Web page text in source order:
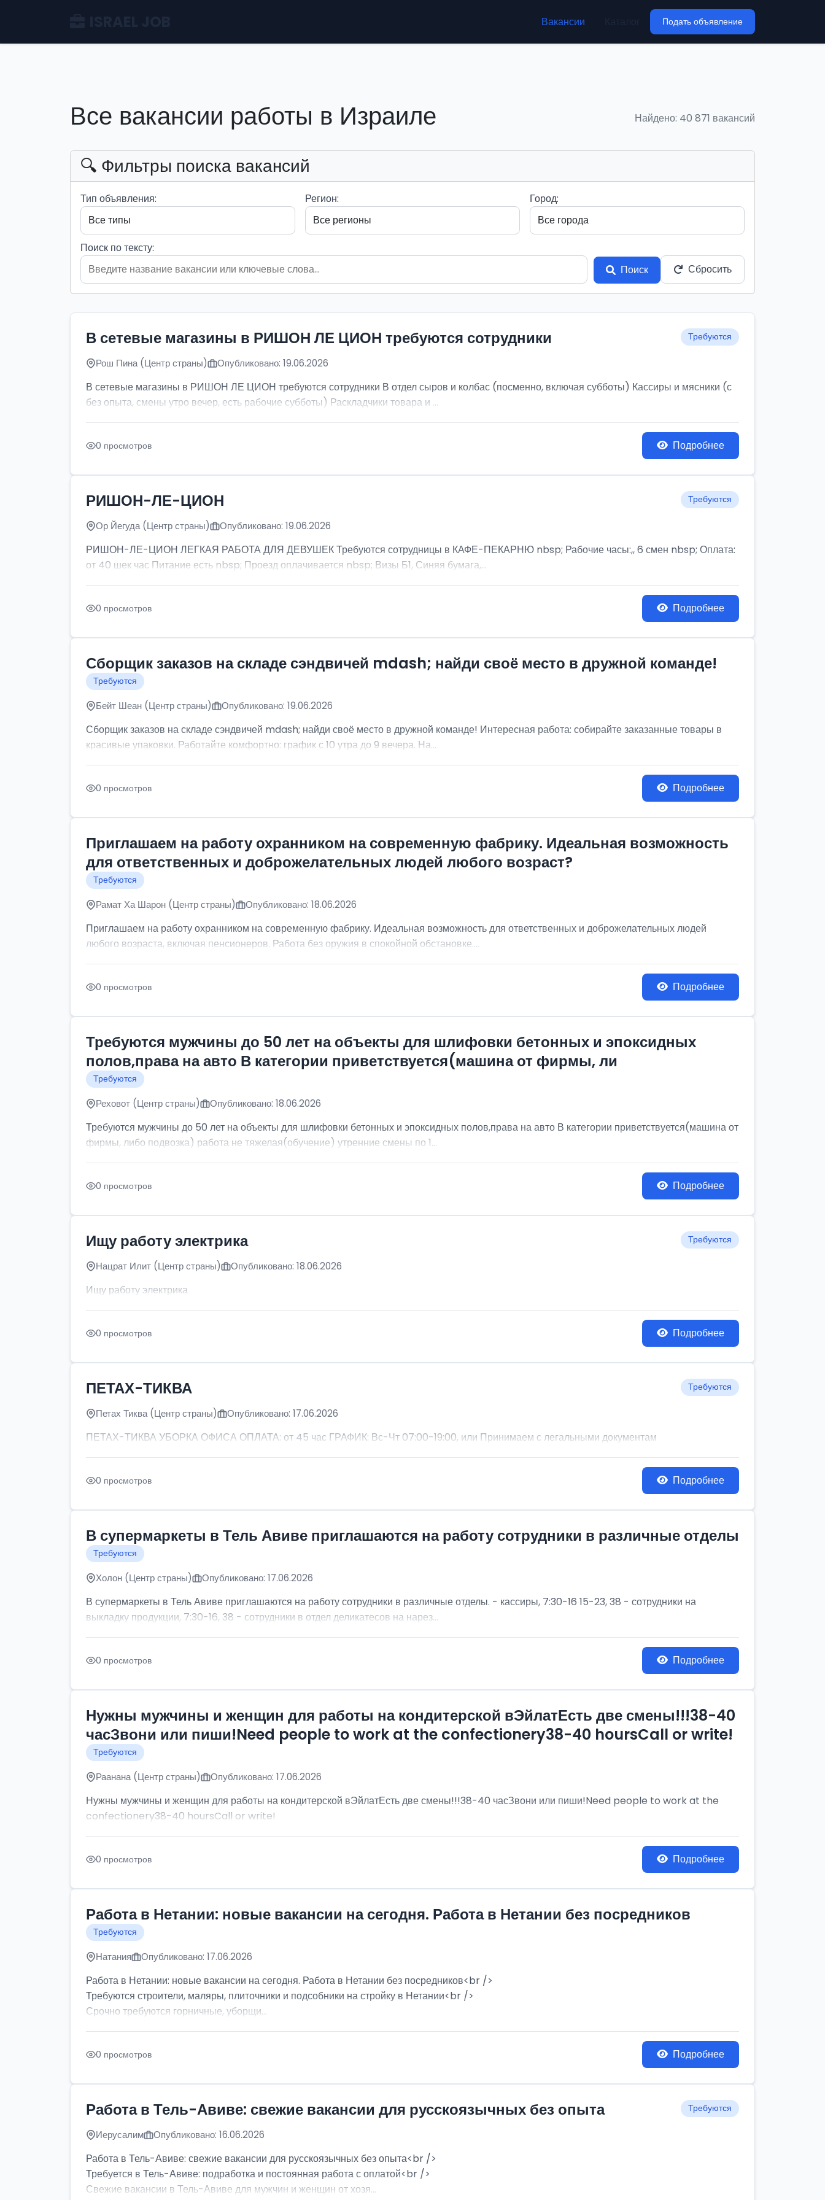
Вакансии Подать объявление
Все вакансии работы в Израиле Найдено: 40 871 вакансий
🔍 Фильтры поиска вакансий
Тип объявления: Регион: Город:
Поиск по тексту:
Поиск
Сбросить
В сетевые магазины в РИШОН ЛЕ ЦИОН требуются сотрудники Требуются
Рош Пина (Центр страны) Опубликовано: 19.06.2026
В сетевые магазины в РИШОН ЛЕ ЦИОН требуются сотрудники В отдел сыров и колбас (посменно, включая субботы) Кассиры и мясники (с
без опыта, смены утро вечер, есть рабочие субботы) Раскладчики товара и ...
0 просмотров Подробнее
РИШОН-ЛЕ-ЦИОН Требуются
Ор Йегуда (Центр страны) Опубликовано: 19.06.2026
РИШОН-ЛЕ-ЦИОН ЛЕГКАЯ РАБОТА ДЛЯ ДЕВУШЕК Требуются сотрудницы в КАФЕ-ПЕКАРНЮ nbsp; Рабочие часы:,, 6 смен nbsp; Оплата:
от 40 шек час Питание есть nbsp; Проезд оплачивается nbsp; Визы Б1, Синяя бумага,...
0 просмотров Подробнее
Сборщик заказов на складе сэндвичей mdash; найди своё место в дружной команде!
Требуются
Бейт Шеан (Центр страны) Опубликовано: 19.06.2026
Сборщик заказов на складе сэндвичей mdash; найди своё место в дружной команде! Интересная работа: собирайте заказанные товары в
красивые упаковки. Работайте комфортно: график с 10 утра до 9 вечера. На...
0 просмотров Подробнее
Приглашаем на работу охранником на современную фабрику. Идеальная возможность
для ответственных и доброжелательных людей любого возраст?
Требуются
Рамат Ха Шарон (Центр страны) Опубликовано: 18.06.2026
Приглашаем на работу охранником на современную фабрику. Идеальная возможность для ответственных и доброжелательных людей
любого возраста, включая пенсионеров. Работа без оружия в спокойной обстановке....
0 просмотров Подробнее
Требуются мужчины до 50 лет на объекты для шлифовки бетонных и эпоксидных
полов,права на авто В категории приветствуется(машина от фирмы, ли
Требуются
Реховот (Центр страны) Опубликовано: 18.06.2026
Требуются мужчины до 50 лет на объекты для шлифовки бетонных и эпоксидных полов,права на авто В категории приветствуется(машина от
фирмы, либо подвозка) работа не тяжелая(обучение) утренние смены по 1...
0 просмотров Подробнее
Ищу работу электрика Требуются
Нацрат Илит (Центр страны) Опубликовано: 18.06.2026
Ищу работу электрика
0 просмотров Подробнее
ПЕТАХ-ТИКВА Требуются
Петах Тиква (Центр страны) Опубликовано: 17.06.2026
ПЕТАХ-ТИКВА УБОРКА ОФИСА ОПЛАТА: от 45 час ГРАФИК: Вс-Чт 07:00-19:00, или Принимаем с легальными документам
0 просмотров Подробнее
В супермаркеты в Тель Авиве приглашаются на работу сотрудники в различные отделы
Требуются
Холон (Центр страны) Опубликовано: 17.06.2026
В супермаркеты в Тель Авиве приглашаются на работу сотрудники в различные отделы. - кассиры, 7:30-16 15-23, 38 - сотрудники на
выкладку продукции, 7:30-16, 38 - сотрудники в отдел деликатесов на нарез...
0 просмотров Подробнее
Нужны мужчины и женщин для работы на кондитерской вЭйлатЕсть две смены!!!38-40
часЗвони или пиши!Need people to work at the confectionery38-40 hoursCall or write!
Требуются
Раанана (Центр страны) Опубликовано: 17.06.2026
Нужны мужчины и женщин для работы на кондитерской вЭйлатЕсть две смены!!!38-40 часЗвони или пиши!Need people to work at the
confectionery38-40 hoursCall or write!
0 просмотров Подробнее
Работа в Нетании: новые вакансии на сегодня. Работа в Нетании без посредников
Требуются
Натания Опубликовано: 17.06.2026
Работа в Нетании: новые вакансии на сегодня. Работа в Нетании без посредников<br />
Требуются строители, маляры, плиточники и подсобники на стройку в Нетании<br />
Срочно требуются горничные, уборщи...
0 просмотров Подробнее
Работа в Тель-Авиве: свежие вакансии для русскоязычных без опыта Требуются
Иерусалим Опубликовано: 16.06.2026
Работа в Тель-Авиве: свежие вакансии для русскоязычных без опыта<br />
Требуется в Тель-Авиве: подработка и постоянная работа с оплатой<br />
Свежие вакансии в Тель-Авиве для мужчин и женщин от хозя...